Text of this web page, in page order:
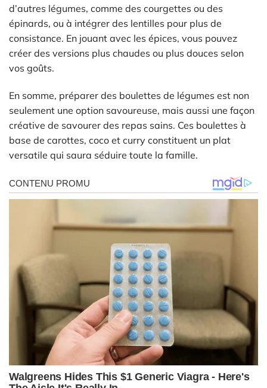
d’autres légumes, comme des courgettes ou des
épinards, ou à intégrer des lentilles pour plus de
consistance. En jouant avec les épices, vous pouvez
créer des versions plus chaudes ou plus douces selon
vos goûts.
En somme, préparer des boulettes de légumes est non
seulement une option savoureuse, mais aussi une façon
créative de savourer des repas sains. Ces boulettes à
base de carottes, coco et curry constituent un plat
versatile qui saura séduire toute la famille.